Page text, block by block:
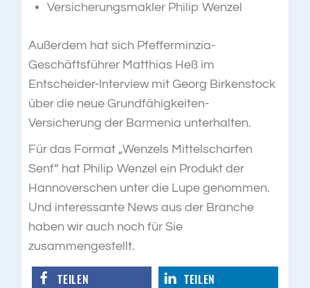
Versicherungsmakler Philip Wenzel
Außerdem hat sich Pfefferminzia-
Geschäftsführer Matthias Heß im
Entscheider-Interview mit Georg Birkenstock
über die neue Grundfähigkeiten-
Versicherung der Barmenia unterhalten.
Für das Format „Wenzels Mittelscharfen
Senf“ hat Philip Wenzel ein Produkt der
Hannoverschen unter die Lupe genommen.
Und interessante News aus der Branche
haben wir auch noch für Sie
zusammengestellt.
TEILEN
TEILEN